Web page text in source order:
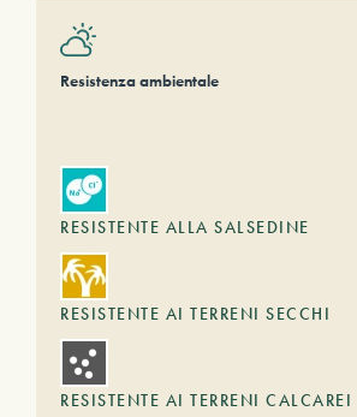
Resistenza ambientale
RESISTENTE ALLA SALSEDINE
RESISTENTE AI TERRENI SECCHI
RESISTENTE AI TERRENI CALCAREI